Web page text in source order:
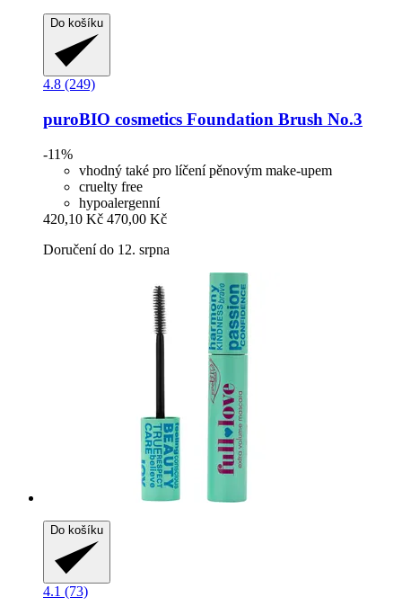
Do košíku
4.8 (249)
puroBIO cosmetics Foundation Brush No.3
-11%
vhodný také pro líčení pěnovým make-upem
cruelty free
hypoalergenní
420,10 Kč 470,00 Kč
Doručení do 12. srpna
Do košíku
4.1 (73)